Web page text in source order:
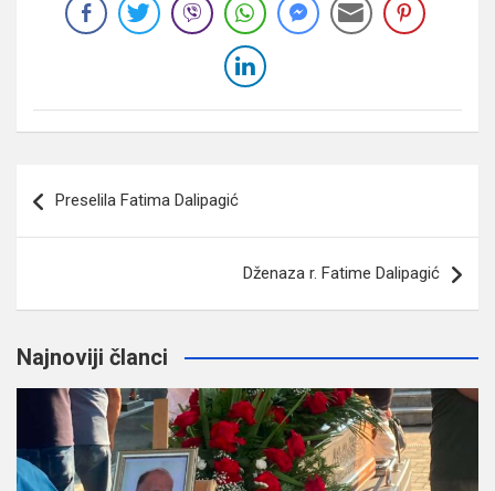
članaka
Preselila Fatima Dalipagić
Dženaza r. Fatime Dalipagić
Najnoviji članci